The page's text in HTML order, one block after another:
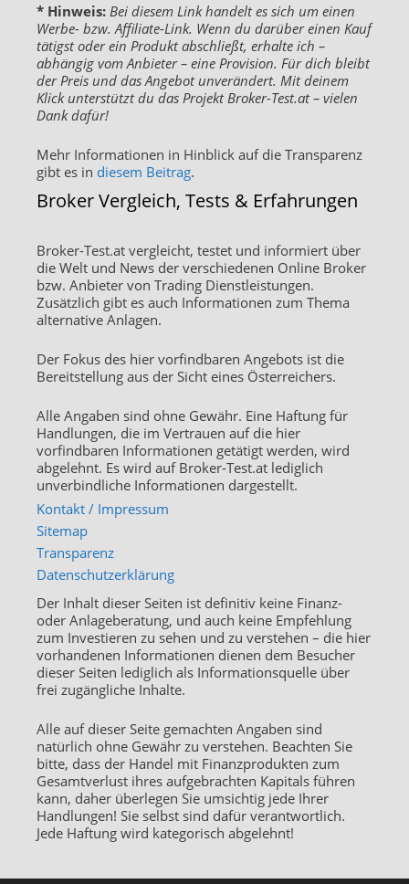
* Hinweis: Bei diesem Link handelt es sich um einen
Werbe- bzw. Affiliate-Link. Wenn du darüber einen Kauf
tätigst oder ein Produkt abschließt, erhalte ich –
abhängig vom Anbieter – eine Provision. Für dich bleibt
der Preis und das Angebot unverändert. Mit deinem
Klick unterstützt du das Projekt Broker-Test.at – vielen
Dank dafür!
Mehr Informationen in Hinblick auf die Transparenz
gibt es in diesem Beitrag.
Broker Vergleich, Tests & Erfahrungen
Broker-Test.at vergleicht, testet und informiert über
die Welt und News der verschiedenen Online Broker
bzw. Anbieter von Trading Dienstleistungen.
Zusätzlich gibt es auch Informationen zum Thema
alternative Anlagen.
Der Fokus des hier vorfindbaren Angebots ist die
Bereitstellung aus der Sicht eines Österreichers.
Alle Angaben sind ohne Gewähr. Eine Haftung für
Handlungen, die im Vertrauen auf die hier
vorfindbaren Informationen getätigt werden, wird
abgelehnt. Es wird auf Broker-Test.at lediglich
unverbindliche Informationen dargestellt.
Kontakt / Impressum
Sitemap
Transparenz
Datenschutzerklärung
Der Inhalt dieser Seiten ist definitiv keine Finanz-
oder Anlageberatung, und auch keine Empfehlung
zum Investieren zu sehen und zu verstehen – die hier
vorhandenen Informationen dienen dem Besucher
dieser Seiten lediglich als Informationsquelle über
frei zugängliche Inhalte.
Alle auf dieser Seite gemachten Angaben sind
natürlich ohne Gewähr zu verstehen. Beachten Sie
bitte, dass der Handel mit Finanzprodukten zum
Gesamtverlust ihres aufgebrachten Kapitals führen
kann, daher überlegen Sie umsichtig jede Ihrer
Handlungen! Sie selbst sind dafür verantwortlich.
Jede Haftung wird kategorisch abgelehnt!